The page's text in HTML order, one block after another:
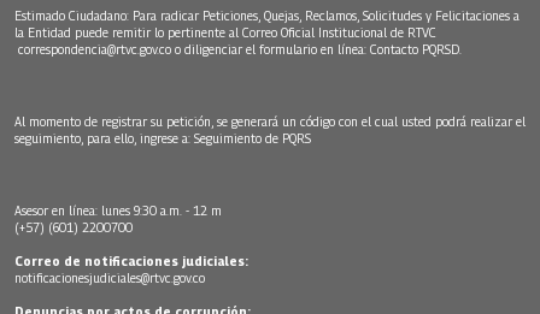
Estimado Ciudadano: Para radicar Peticiones, Quejas, Reclamos, Solicitudes y Felicitaciones a
la Entidad puede remitir lo pertinente al Correo Oficial Institucional de RTVC
correspondencia@rtvc.gov.co o diligenciar el formulario en línea: Contacto PQRSD.
Al momento de registrar su petición, se generará un código con el cual usted podrá realizar el
seguimiento, para ello, ingrese a: Seguimiento de PQRS
Asesor en línea: lunes 9:30 a.m. - 12 m
(+57) (601) 2200700
Correo de notificaciones judiciales:
notificacionesjudiciales@rtvc.gov.co